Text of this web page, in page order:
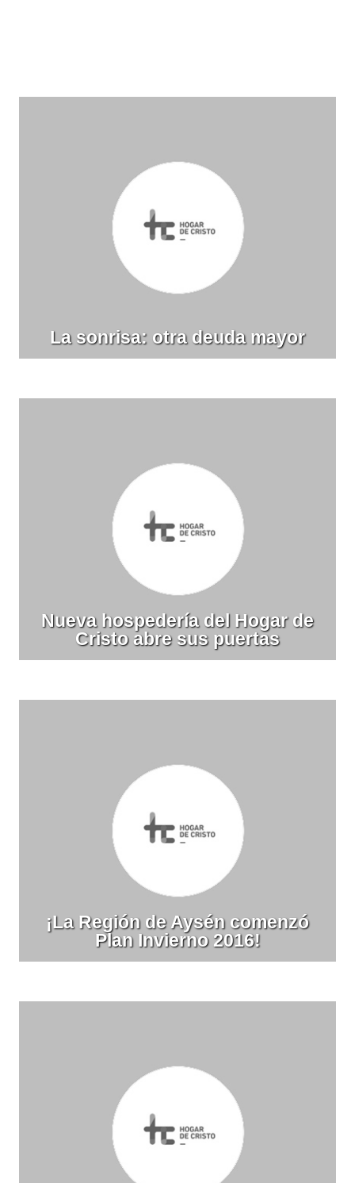
La sonrisa: otra deuda mayor
Nueva hospedería del Hogar de
Cristo abre sus puertas
¡La Región de Aysén comenzó
Plan Invierno 2016!